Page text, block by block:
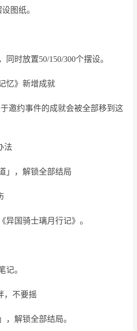
图纸。
时放置50/150/300个摆设。
忆》新增成就
邀约事件的成就会被全部移到这
法
」，解锁全部结局
异国骑士璃月行记》。
记。
，不要摇
，解锁全部结局。